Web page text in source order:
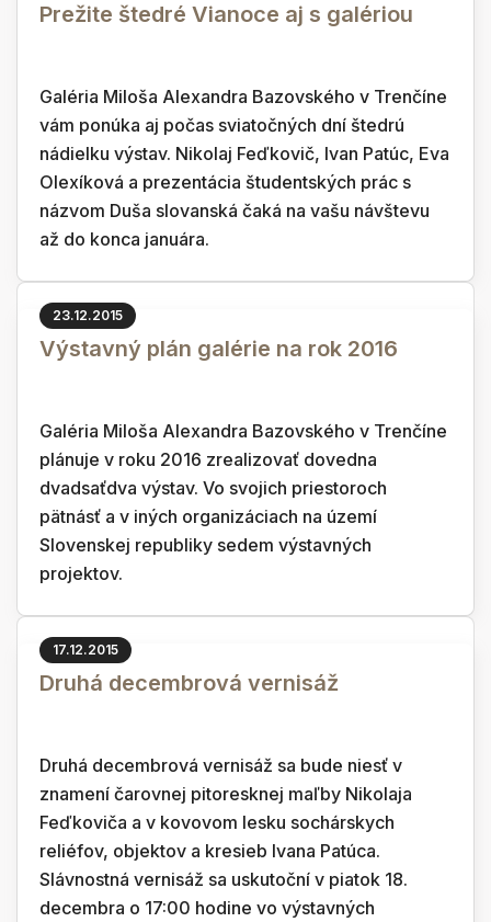
Prežite štedré Vianoce aj s galériou
Galéria Miloša Alexandra Bazovského v Trenčíne
vám ponúka aj počas sviatočných dní štedrú
nádielku výstav. Nikolaj Feďkovič, Ivan Patúc, Eva
Olexíková a prezentácia študentských prác s
názvom Duša slovanská čaká na vašu návštevu
až do konca januára.
23.12.2015
Výstavný plán galérie na rok 2016
Galéria Miloša Alexandra Bazovského v Trenčíne
plánuje v roku 2016 zrealizovať dovedna
dvadsaťdva výstav. Vo svojich priestoroch
pätnásť a v iných organizáciach na území
Slovenskej republiky sedem výstavných
projektov.
17.12.2015
Druhá decembrová vernisáž
Druhá decembrová vernisáž sa bude niesť v
znamení čarovnej pitoresknej maľby Nikolaja
Feďkoviča a v kovovom lesku sochárskych
reliéfov, objektov a kresieb Ivana Patúca.
Slávnostná vernisáž sa uskutoční v piatok 18.
decembra o 17:00 hodine vo výstavných